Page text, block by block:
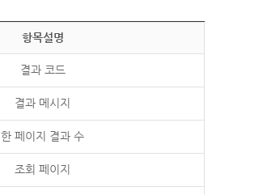
항목설명
결과 코드
결과 메시지
한 페이지 결과 수
조회 페이지